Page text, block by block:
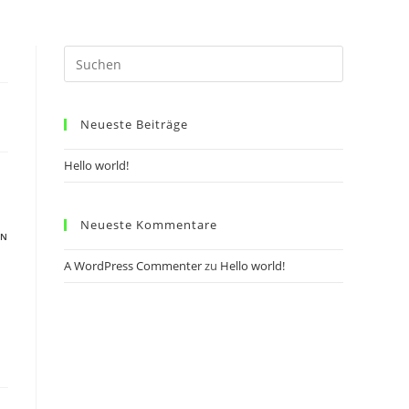
Neueste Beiträge
Hello world!
Neueste Kommentare
A WordPress Commenterzu Hello world!